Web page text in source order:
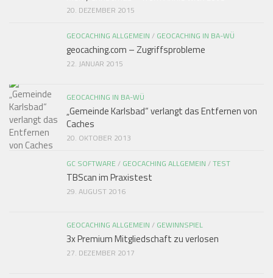
20. DEZEMBER 2015
GEOCACHING ALLGEMEIN / GEOCACHING IN BA-WÜ
geocaching.com – Zugriffsprobleme
22. JANUAR 2015
GEOCACHING IN BA-WÜ
„Gemeinde Karlsbad“ verlangt das Entfernen von
Caches
20. OKTOBER 2013
GC SOFTWARE / GEOCACHING ALLGEMEIN /TEST
TBScan im Praxistest
29. AUGUST 2016
GEOCACHING ALLGEMEIN / GEWINNSPIEL
3x Premium Mitgliedschaft zu verlosen
27. DEZEMBER 2017